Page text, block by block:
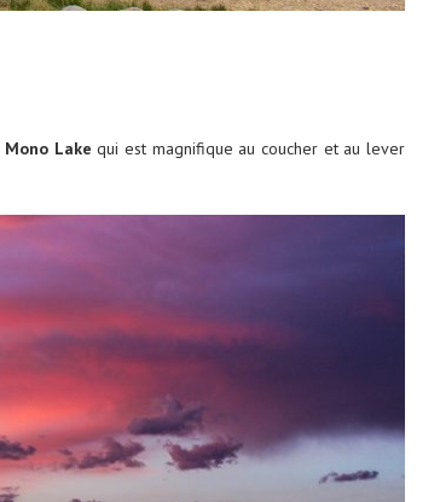
Mono Lake qui est magnifique au coucher et au lever